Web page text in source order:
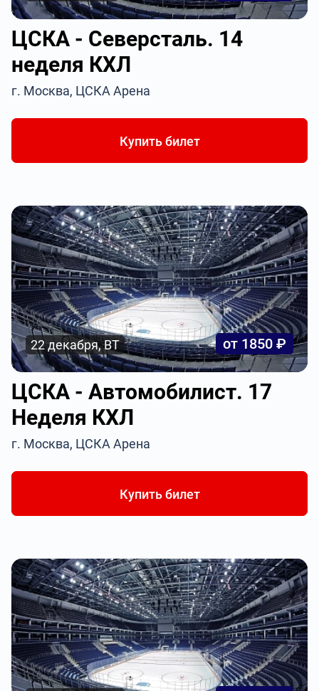
ЦСКА - Северсталь. 14
неделя КХЛ
г. Москва, ЦСКА Арена
Купить билет
22 декабря, ВТ от 1850 ₽
ЦСКА - Автомобилист. 17
Неделя КХЛ
г. Москва, ЦСКА Арена
Купить билет